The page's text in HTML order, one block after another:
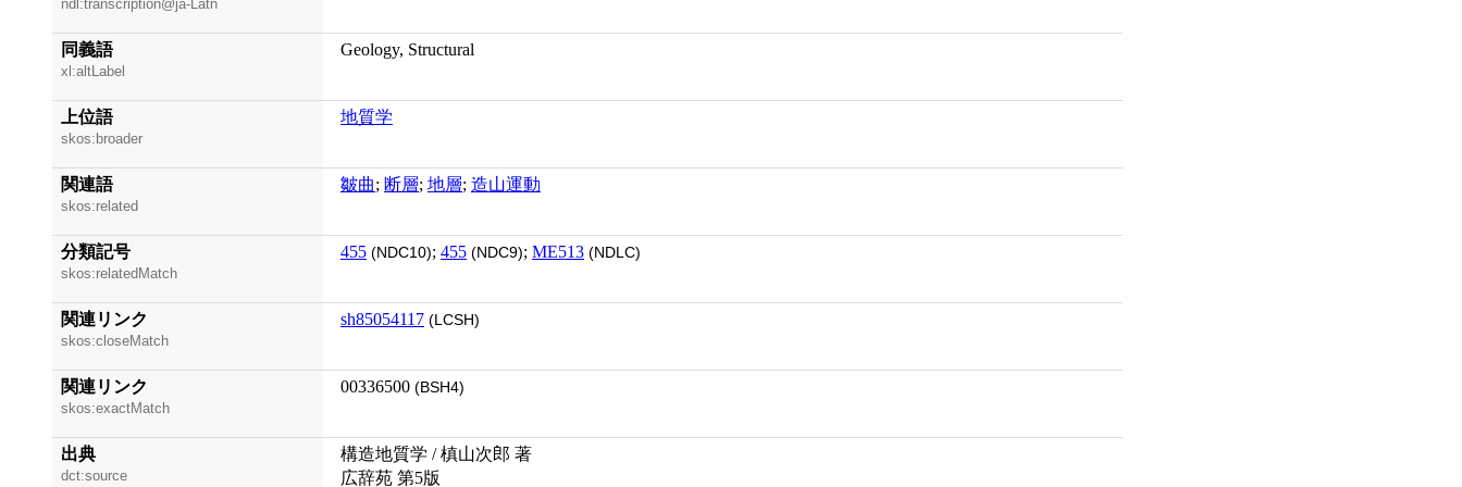
ndl:transcription@ja-Latn
同義語
xl:altLabel
Geology, Structural
上位語
skos:broader
地質学
関連語
skos:related
皺曲; 断層; 地層; 造山運動
分類記号
skos:relatedMatch
455 (NDC10); 455 (NDC9); ME513 (NDLC)
関連リンク
skos:closeMatch
sh85054117 (LCSH)
関連リンク
skos:exactMatch
00336500 (BSH4)
出典
dct:source
構造地質学 / 槙山次郎 著
広辞苑 第5版